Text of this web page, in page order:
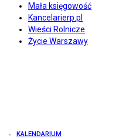
Mała księgowość
Kancelarierp.pl
Wieści Rolnicze
Życie Warszawy
KALENDARIUM